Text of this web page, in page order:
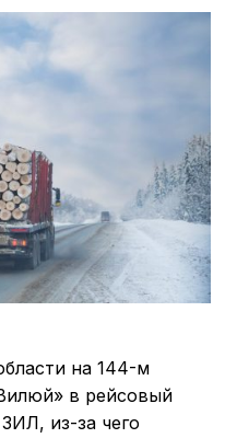
на 144-м
в рейсовый
из-за чего